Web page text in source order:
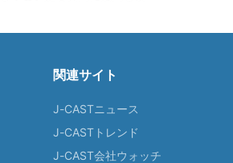
関連サイト
J-CASTニュース
J-CASTトレンド
J-CAST会社ウォッチ